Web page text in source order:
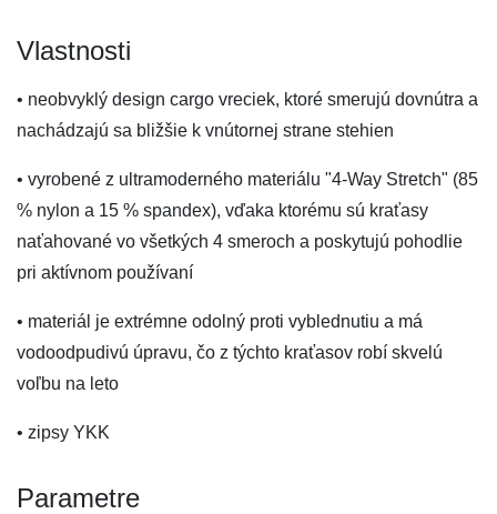
Vlastnosti
• neobvyklý design cargo vreciek, ktoré smerujú dovnútra a
nachádzajú sa bližšie k vnútornej strane stehien
• vyrobené z ultramoderného materiálu "4-Way Stretch" (85
% nylon a 15 % spandex), vďaka ktorému sú kraťasy
naťahované vo všetkých 4 smeroch a poskytujú pohodlie
pri aktívnom používaní
• materiál je extrémne odolný proti vyblednutiu a má
vodoodpudivú úpravu, čo z týchto kraťasov robí skvelú
voľbu na leto
• zipsy YKK
Parametre